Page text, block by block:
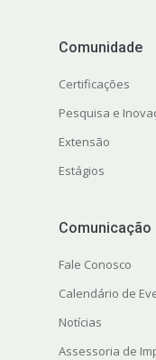
Comunidade
Certificações
Pesquisa e
Extensão
Estágios
Comunicação
Fale Conosco
Calendário de
Notícias
Assessoria de